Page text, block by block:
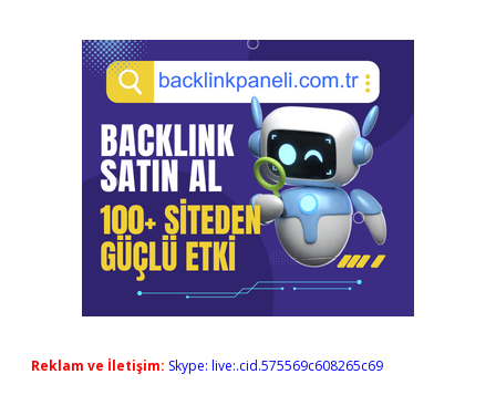
Reklam ve İletişim: Skype: live:.cid.575569c608265c69